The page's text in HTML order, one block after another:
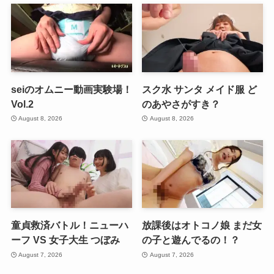
seiのオムニー動画実験場！
Vol.2
August 8, 2026
スク水 サンタ メイド服 ど
のあやさがすき？
August 8, 2026
童貞救済バトル！ニューハ
ーフ VS 女子大生 つぼみ
August 7, 2026
放課後はオトコノ娘 まだ女
の子と遊んでるの！？
August 7, 2026